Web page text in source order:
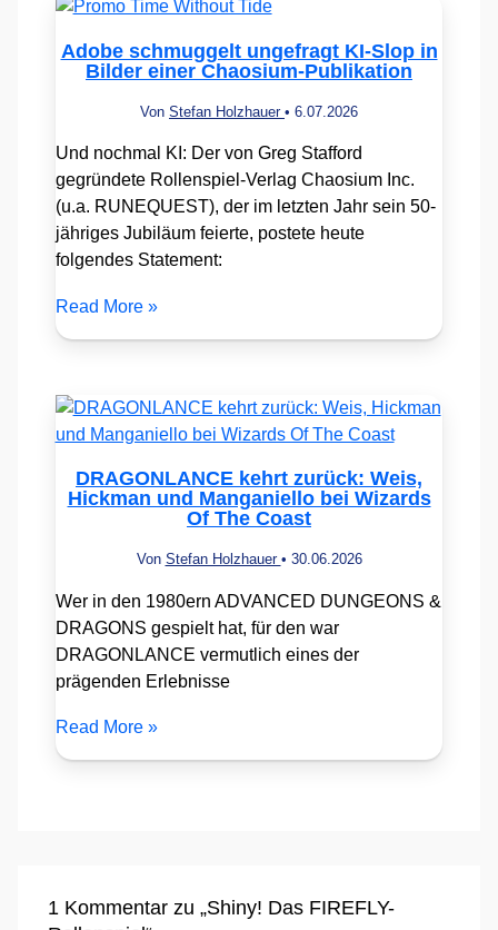
Adobe schmuggelt ungefragt KI-Slop in
Bilder einer Chaosium-Publikation
Von Stefan Holzhauer • 6.07.2026
Und nochmal KI: Der von Greg Stafford
gegründete Rollenspiel-Verlag Chaosium Inc.
(u.a. RUNEQUEST), der im letzten Jahr sein 50-
jähriges Jubiläum feierte, postete heute
folgendes Statement:
Read More »
DRAGONLANCE kehrt zurück: Weis,
Hickman und Manganiello bei Wizards
Of The Coast
Von Stefan Holzhauer • 30.06.2026
Wer in den 1980ern ADVANCED DUNGEONS &
DRAGONS gespielt hat, für den war
DRAGONLANCE vermutlich eines der
prägenden Erlebnisse
Read More »
1 Kommentar zu „Shiny! Das FIREFLY-